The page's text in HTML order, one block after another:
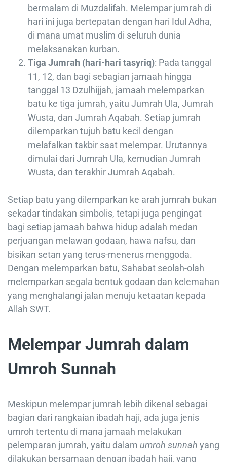
bermalam di Muzdalifah. Melempar jumrah di
hari ini juga bertepatan dengan hari Idul Adha,
di mana umat muslim di seluruh dunia
melaksanakan kurban.
Tiga Jumrah (hari-hari tasyriq): Pada tanggal
11, 12, dan bagi sebagian jamaah hingga
tanggal 13 Dzulhijjah, jamaah melemparkan
batu ke tiga jumrah, yaitu Jumrah Ula, Jumrah
Wusta, dan Jumrah Aqabah. Setiap jumrah
dilemparkan tujuh batu kecil dengan
melafalkan takbir saat melempar. Urutannya
dimulai dari Jumrah Ula, kemudian Jumrah
Wusta, dan terakhir Jumrah Aqabah.
Setiap batu yang dilemparkan ke arah jumrah bukan
sekadar tindakan simbolis, tetapi juga pengingat
bagi setiap jamaah bahwa hidup adalah medan
perjuangan melawan godaan, hawa nafsu, dan
bisikan setan yang terus-menerus menggoda.
Dengan melemparkan batu, Sahabat seolah-olah
melemparkan segala bentuk godaan dan kelemahan
yang menghalangi jalan menuju ketaatan kepada
Allah SWT.
Melempar Jumrah dalam
Umroh Sunnah
Meskipun melempar jumrah lebih dikenal sebagai
bagian dari rangkaian ibadah haji, ada juga jenis
umroh tertentu di mana jamaah melakukan
pelemparan jumrah, yaitu dalam umroh sunnah yang
dilakukan bersamaan dengan ibadah haji, yang